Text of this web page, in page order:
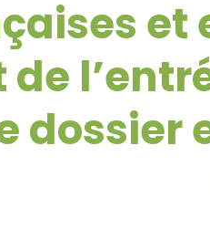
et
de
dossier